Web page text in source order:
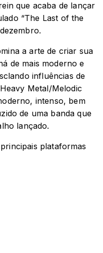
que acaba de lançar
“The Last of the
a arte de criar sua
de mais moderno e
influências de
Metal/Melodic
intenso, bem
de uma banda que
lançado.
plataformas